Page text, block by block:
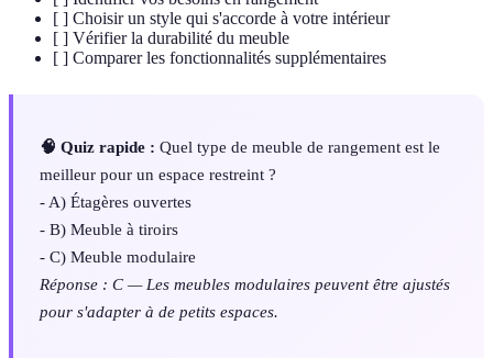
[ ] Choisir un style qui s'accorde à votre intérieur
[ ] Vérifier la durabilité du meuble
[ ] Comparer les fonctionnalités supplémentaires
🧠 Quiz rapide : Quel type de meuble de rangement est le
meilleur pour un espace restreint ?
- A) Étagères ouvertes
- B) Meuble à tiroirs
- C) Meuble modulaire
Réponse : C — Les meubles modulaires peuvent être ajustés
pour s'adapter à de petits espaces.